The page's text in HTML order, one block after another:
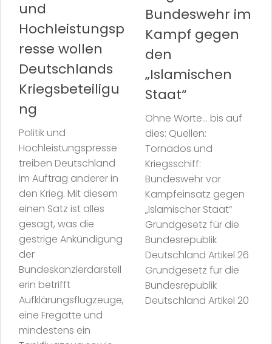
und
Hochleistungsp
resse wollen
Deutschlands
Kriegsbeteiligu
ng
Politik und
Hochleistungspresse
treiben Deutschland
im Auftrag anderer in
den Krieg. Mit diesem
einen Satz ist alles
gesagt, was die
gestrige Ankündigung
der
Bundeskanzlerdarstell
erin betrifft
Aufklärungsflugzeuge,
eine Fregatte und
mindestens ein
Bundeswehr im
Kampf gegen
den
„Islamischen
Staat“
Ohne Worte… bis auf
dies: Quellen:
Tornados und
Kriegsschiff:
Bundeswehr vor
Kampfeinsatz gegen
„Islamischer Staat“
Grundgesetz für die
Bundesrepublik
Deutschland Artikel 26
Grundgesetz für die
Bundesrepublik
Deutschland Artikel 20